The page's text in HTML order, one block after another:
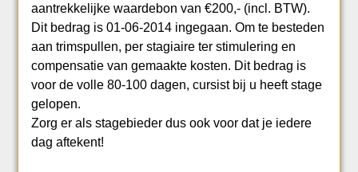
aantrekkelijke waardebon van €200,- (incl. BTW).
Dit bedrag is 01-06-2014 ingegaan. Om te besteden
aan trimspullen, per stagiaire ter stimulering en
compensatie van gemaakte kosten. Dit bedrag is
voor de volle 80-100 dagen, cursist bij u heeft stage
gelopen.
Zorg er als stagebieder dus ook voor dat je iedere
dag aftekent!